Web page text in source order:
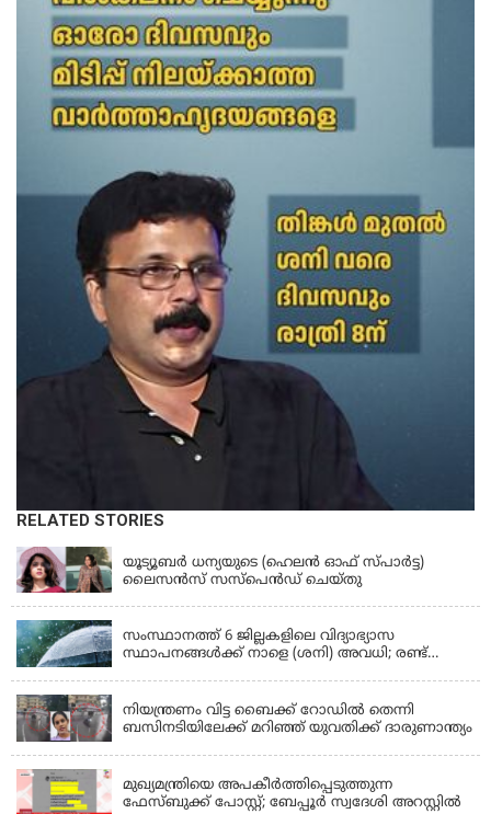
RELATED STORIES
KERALA
യൂട്യൂബർ ധന്യയുടെ (ഹെലൻ ഓഫ് സ്പാർട്ട)
ലൈസൻസ് സസ്‌പെൻഡ് ചെയ്തു
സംസ്ഥാനത്ത് 6 ജില്ലകളിലെ വിദ്യാഭ്യാസ
സ്ഥാപനങ്ങൾക്ക് നാളെ (ശനി) അവധി; രണ്ട്
നിയന്ത്രണം വിട്ട ബൈക്ക് റോഡിൽ തെന്നി
ബസിനടിയിലേക്ക് മറിഞ്ഞ് യുവതിക്ക് ദാരുണാന്ത്യം
മുഖ്യമന്ത്രിയെ അപകീർത്തിപ്പെടുത്തുന്ന
ഫേസ്‌ബുക്ക് പോസ്റ്റ്; ബേപ്പൂർ സ്വദേശി അറസ്റ്റിൽ